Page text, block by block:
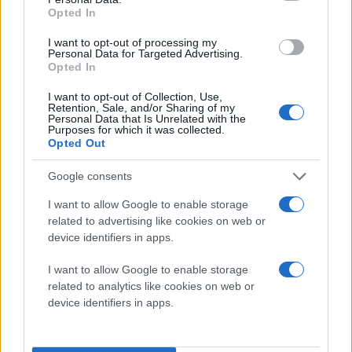
Opted In
I want to opt-out of processing my
Personal Data for Targeted Advertising.
Opted In
I want to opt-out of Collection, Use,
Retention, Sale, and/or Sharing of my
Personal Data that Is Unrelated with the
Purposes for which it was collected.
Opted Out
Google consents
I want to allow Google to enable storage
related to advertising like cookies on web or
device identifiers in apps.
I want to allow Google to enable storage
related to analytics like cookies on web or
device identifiers in apps.
Η εσωκομματική κριτική, η υποχρέωση της
αρχηγούς
ανάγκης των κυβερνητικών στελεχών να υπερασπίζονται
δημόσια την παράταξη, ο κ. Μαρινάκης τάχθηκε υπέρ της
θέσης που έχει διατυπώσει ο Άδωνις Γεωργιάδης. Τόνισε ότι
είναι απαράδεκτο να απειλείται ο τόπος με
αποσταθεροποίηση από ανυπόστατες κατηγορίες και
Ωστόσο, ο κυβερνητικός εκπρόσωπος έσπευσε να
διευκρινίσει ότι ο λήπτης αυτής της κριτικής δεν είναι ο
συγκεκριμένα χαρτοφυλάκια, όπως αυτά της Άμυνας και της
Εξωτερικής Πολιτικής, επιβάλλουν στους επικεφαλής τους
(κ.κ. Δένδια και Γεραπετρίτη) μια πιο θεσμική στάση που δεν
τους επιτρέπει να τοποθετούνται δημόσια επί παντός